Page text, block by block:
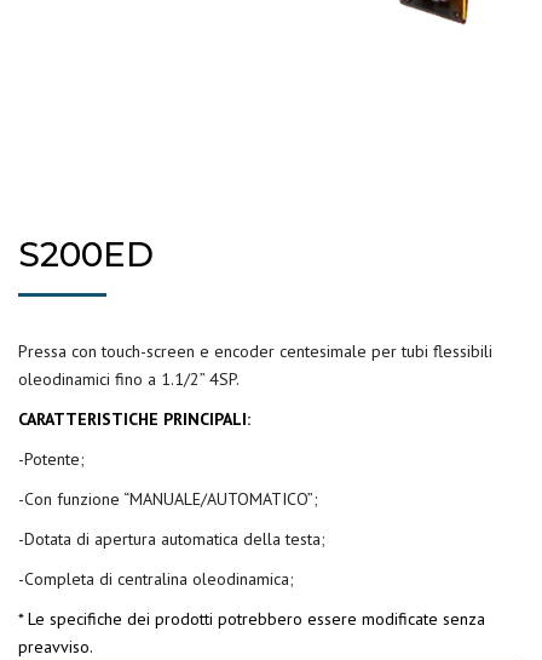
S200ED
Pressa con touch-screen e encoder centesimale per tubi flessibili
oleodinamici fino a 1.1/2” 4SP.
CARATTERISTICHE PRINCIPALI:
-Potente;
-Con funzione “MANUALE/AUTOMATICO”;
-Dotata di apertura automatica della testa;
-Completa di centralina oleodinamica;
* Le specifiche dei prodotti potrebbero essere modificate senza
preavviso.